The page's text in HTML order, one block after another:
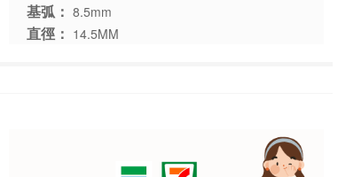
基弧： 8.5mm
直徑： 14.5MM